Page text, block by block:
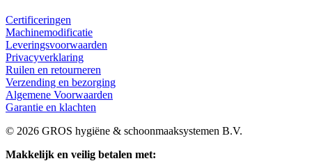
Certificeringen
Machinemodificatie
Leveringsvoorwaarden
Privacyverklaring
Ruilen en retourneren
Verzending en bezorging
Algemene Voorwaarden
Garantie en klachten
© 2026 GROS hygiëne & schoonmaaksystemen B.V.
Makkelijk en veilig betalen met: